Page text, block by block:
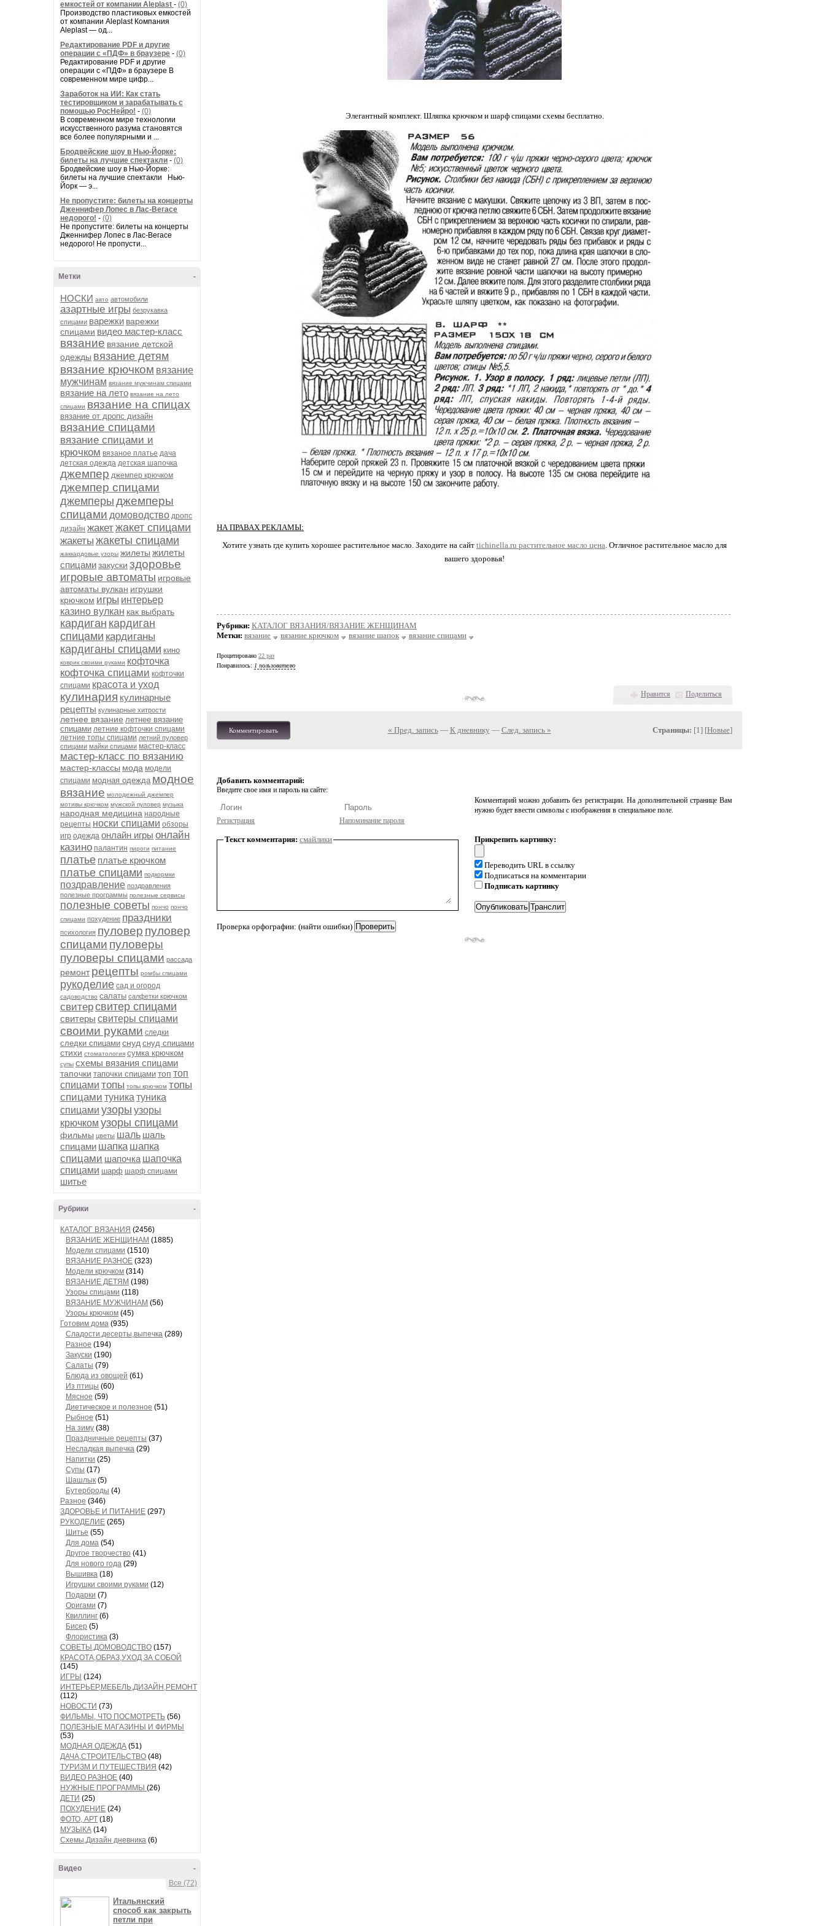
емкостей от компании Aleplast - (0)
Производство пластиковых емкостей
от компании Aleplast Компания
Aleplast — од...
Редактирование PDF и другие
операции с «ПДФ» в браузере - (0)
Редактирование PDF и другие
операции с «ПДФ» в браузере В
современном мире цифр...
Заработок на ИИ: Как стать
тестировщиком и зарабатывать с
помощью РосНейро! - (0)
В современном мире технологии
искусственного разума становятся
все более популярными и ...
Бродвейские шоу в Нью-Йорке:
билеты на лучшие спектакли - (0)
Бродвейские шоу в Нью-Йорке:
билеты на лучшие спектакли Нью-
Йорк — э...
Не пропустите: билеты на концерты
Дженнифер Лопес в Лас-Вегасе
недорого! - (0)
Не пропустите: билеты на концерты
Дженнифер Лопес в Лас-Вегасе
недорого! Не пропусти...
-
Метки
НОСКИ авто автомобили
азартные игры безрукавка
спицами варежки варежки
спицами видео мастер-класс
вязание вязание детской
одежды вязание детям
вязание крючком вязание
мужчинам вязание мужчинам спицами
вязание на лето вязание на лето
спицами вязание на спицах
вязание от дропс дизайн
вязание спицами
вязание спицами и
крючком вязаное платье дача
детская одежда детская шапочка
джемпер джемпер крючком
джемпер спицами
джемперы джемперы
спицами домоводство дропс
дизайн жакетжакет спицами
жакеты жакеты спицами
жаккардовые узоры жилеты жилеты
спицамизакуски здоровье
игровые автоматы игровые
автоматы вулкан игрушки
крючком игры интерьер
казино вулкан как выбрать
кардиган кардиган
спицами кардиганы
кардиганы спицами кино
коврик своими руками кофточка
кофточка спицами кофточки
спицами красота и уход
кулинария кулинарные
рецепты кулинарные хитрости
летнее вязание летнее вязание
спицами летние кофточки спицами
летние топы спицами летний пуловер
спицами майки спицами мастер-класс
мастер-класс по вязанию
мастер-классы мода модели
спицами модная одежда модное
вязание молодежный джемпер
мотивы крючком мужской пуловер музыка
народная медицина народные
рецепты носки спицами обзоры
игр одежда онлайн игры онлайн
казино палантин пироги питание
платье платье крючком
платье спицами подкормки
поздравление поздравления
полезные программы полезные сервисы
полезные советы пончо пончо
спицами похудение праздники
психология пуловер пуловер
спицами пуловеры
пуловеры спицами рассада
ремонт рецепты ромбы спицами
рукоделие сад и огород
садоводство салаты салфетки крючком
свитерсвитер спицами
свитеры свитеры спицами
своими руками следки
следки спицами снуд снуд спицами
стихи стоматология сумка крючком
супы схемы вязания спицами
тапочки тапочки спицами топ топ
спицами топы топы крючком топы
спицами туника туника
спицами узоры узоры
крючком узоры спицами
фильмы цветы шаль шаль
спицами шапка шапка
спицами шапочка шапочка
спицами шарф шарф спицами
шитье
-
Рубрики
КАТАЛОГ ВЯЗАНИЯ (2456)
ВЯЗАНИЕ ЖЕНЩИНАМ (1885)
Модели спицами (1510)
ВЯЗАНИЕ РАЗНОЕ (323)
Модели крючком (314)
ВЯЗАНИЕ ДЕТЯМ (198)
Узоры спицами (118)
ВЯЗАНИЕ МУЖЧИНАМ (56)
Узоры крючком (45)
Готовим дома (935)
Сладости,десерты,выпечка (289)
Разное (194)
Закуски (190)
Салаты (79)
Блюда из овощей (61)
Из птицы (60)
Мясное (59)
Диетическое и полезное (51)
Рыбное (51)
На зиму (38)
Праздничные рецепты (37)
Несладкая выпечка (29)
Напитки (25)
Супы (17)
Шашлык (5)
Бутерброды (4)
Разное (346)
ЗДОРОВЬЕ И ПИТАНИЕ (297)
РУКОДЕЛИЕ (265)
Шитье (55)
Для дома (54)
Другое творчество (41)
Для нового года (29)
Вышивка (18)
Игрушки своими руками (12)
Подарки (7)
Оригами (7)
Квиллинг (6)
Бисер (5)
Флористика (3)
СОВЕТЫ,ДОМОВОДСТВО (157)
КРАСОТА,ОБРАЗ,УХОД ЗА СОБОЙ
(145)
ИГРЫ (124)
ИНТЕРЬЕР,МЕБЕЛЬ,ДИЗАЙН,РЕМОНТ
(112)
НОВОСТИ (73)
ФИЛЬМЫ, ЧТО ПОСМОТРЕТЬ (56)
ПОЛЕЗНЫЕ МАГАЗИНЫ И ФИРМЫ
(53)
МОДНАЯ ОДЕЖДА (51)
ДАЧА,СТРОИТЕЛЬСТВО (48)
ТУРИЗМ И ПУТЕШЕСТВИЯ (42)
ВИДЕО РАЗНОЕ (40)
НУЖНЫЕ ПРОГРАММЫ (26)
ДЕТИ (25)
ПОХУДЕНИЕ (24)
ФОТО, АРТ (18)
МУЗЫКА (14)
Схемы,Дизайн дневника (6)
-
Видео
Все (72)
Итальянский
способ как закрыть
петли при
Элегантный комплект. Шляпка крючком и шарф спицами схемы бесплатно.
НА ПРАВАХ РЕКЛАМЫ:
Хотите узнать где купить хорошее растительное масло. Заходите на сайт tichinella.ru растительное масло цена. Отличное растительное масло для
вашего здоровья!
Рубрики: КАТАЛОГ ВЯЗАНИЯ/ВЯЗАНИЕ ЖЕНЩИНАМ
Метки: вязание вязание крючком вязание шапок вязание спицами
Процитировано 22 раз
Понравилось: 1 пользователю
Нравится Поделиться
Комментировать « Пред. запись— К дневнику — След. запись » Страницы: [1] [Новые]
Добавить комментарий:
Введите свое имя и пароль на сайте:
Регистрация Напоминание пароля
Комментарий можно добавить без регистрации. На дополнительной странице Вам
нужно будет ввести символы с изображения в специальное поле.
Текст комментария: смайлики
Проверка орфографии: (найти ошибки)
Прикрепить картинку:
Переводить URL в ссылку
Подписаться на комментарии
Подписать картинку